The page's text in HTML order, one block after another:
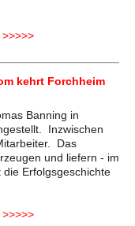
>>>>>
kehrt Forchheim
Banning in
Inzwischen
Das
und liefern - im
Erfolgsgeschichte
>>>>>